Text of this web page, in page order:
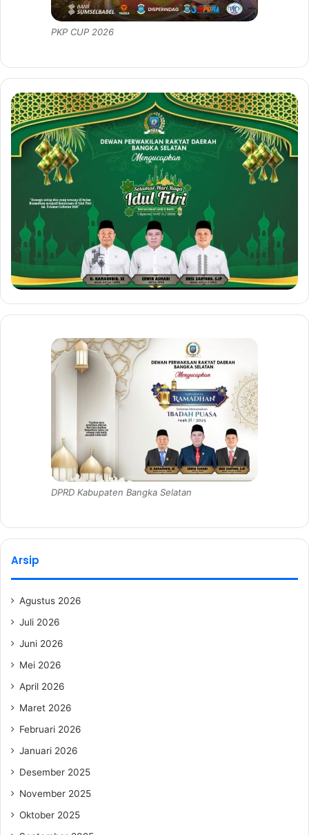
PKP CUP 2026
DPRD Kabupaten Bangka Selatan
Arsip
Agustus 2026
Juli 2026
Juni 2026
Mei 2026
April 2026
Maret 2026
Februari 2026
Januari 2026
Desember 2025
November 2025
Oktober 2025